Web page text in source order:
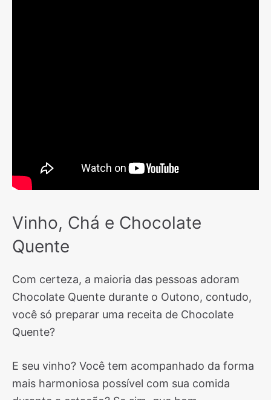
Vinho, Chá e Chocolate
Quente
Com certeza, a maioria das pessoas adoram
Chocolate Quente durante o Outono, contudo,
você só preparar uma receita de Chocolate
Quente?
E seu vinho? Você tem acompanhado da forma
mais harmoniosa possível com sua comida